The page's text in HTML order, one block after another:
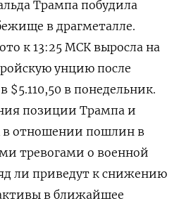
Трампа побудила
в драгметалле.
к 13:25 МСК выросла на
унцию после
$5.110,50 в понедельник.
позиции Трампа ⁠и
отношении пошлин в
тревогами ‌о военной
ли приведут к ‍снижению
в ближайшее